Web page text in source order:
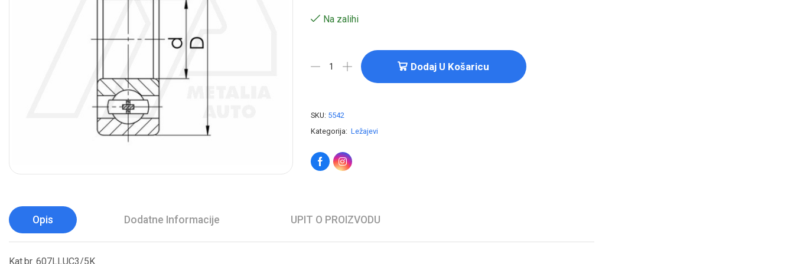
Na zalihi
Dodaj U Košaricu
SKU: 5542
Kategorija: Ležajevi
Opis Dodatne Informacije UPIT O PROIZVODU
Kat.br. 607LLUC3/5K